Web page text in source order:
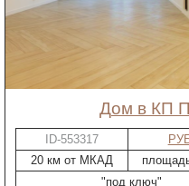
дом в КП
ID-553317
20 км от МКАД
"под ключ"